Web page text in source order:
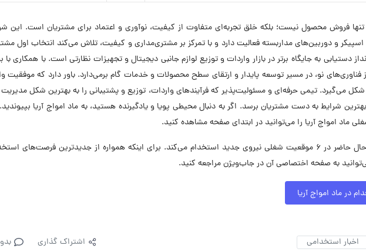
تنها فروش محصول نیست؛ بلکه خلق تجربه‌ای متفاوت از کیفیت، نوآوری و اعتماد برای مشتریان است. این
اسپیکر و دوربین‌های مداربسته فعالیت دارد و با تمرکز بر مشتری‌مداری و کیفیت، تلاش می‌کند انتخاب اول
دستیابی به جایگاه برتر در بازار واردات و توزیع لوازم جانبی دیجیتال و تجهیزات نظارتی است. با همکاری با
فناوری‌های نو، در مسیر توسعه پایدار و ارتقای سطح محصولات و خدمات گام برمی‌دارد. باور دارد که موفقیت
می‌گیرد. تیمی حرفه‌ای و مسئولیت‌پذیر که فرآیندهای واردات، توزیع و پشتیبانی را به بهترین شکل
شرایط به دست مشتریان برسد. اگر به دنبال محیطی پویا و یادگیرنده هستید، به ماد امواج آریا
ماد امواج آریا را می‌توانید در ابتدای صفحه مشاهده کنید.
ماد امواج آریا در حال حاضر در ۶ موقعیت شغلی نیروی جدید استخدام می‌کند. برای اینکه همواره از جدیدترین فرصت‌های
به صفحه اختصاصی آن در جاب‌ویژن مراجعه کنید.
در ماد امواج آریا
اخبار استخدامی اشتراک گذاری